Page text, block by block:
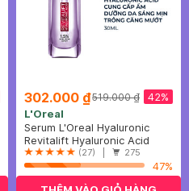
302.000 ₫ 42%
519.000 ₫
L'Oreal
Serum L'Oreal Hyaluronic
Acid Cấp Ẩm Sáng Da 30ml
Revitalift Hyaluronic Acid
1.5% Hyaluron Serum
(27) | 275
47%